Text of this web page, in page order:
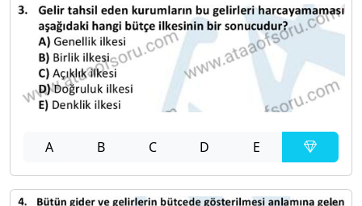
A B C D E